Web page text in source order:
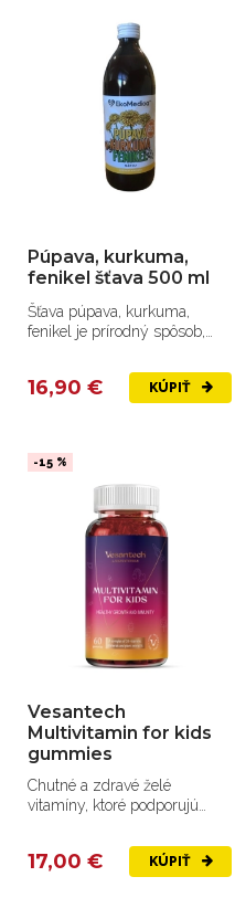
Púpava, kurkuma,
fenikel šťava 500 ml
Šťava púpava, kurkuma,
fenikel je prírodný spôsob,
16,90 € KÚPIŤ
-15 %
Vesantech
Multivitamin for kids
gummies
Chutné a zdravé želé
vitamíny, ktoré podporujú
17,00 € KÚPIŤ